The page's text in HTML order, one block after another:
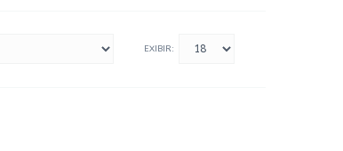
EXIBIR: